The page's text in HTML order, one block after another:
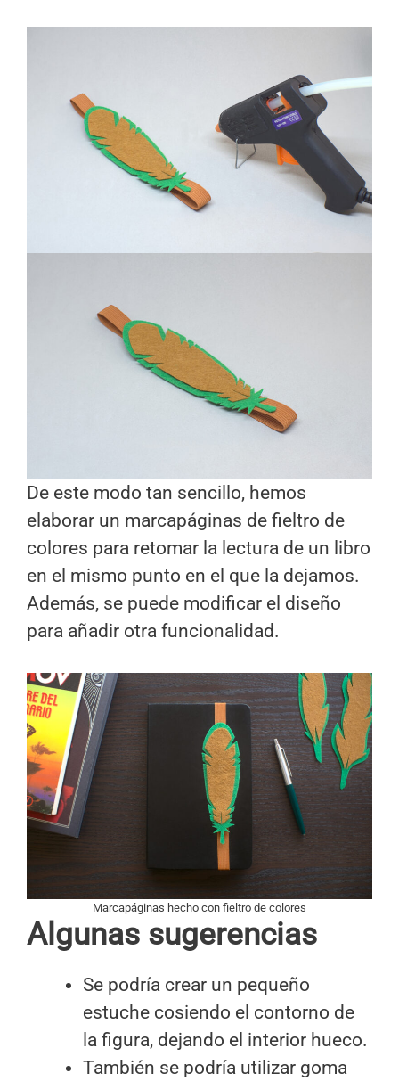
De este modo tan sencillo, hemos
elaborar un marcapáginas de fieltro de
colores para retomar la lectura de un libro
en el mismo punto en el que la dejamos.
Además, se puede modificar el diseño
para añadir otra funcionalidad.
Marcapáginas hecho con fieltro de colores
Algunas sugerencias
Se podría crear un pequeño
estuche cosiendo el contorno de
la figura, dejando el interior hueco.
También se podría utilizar goma